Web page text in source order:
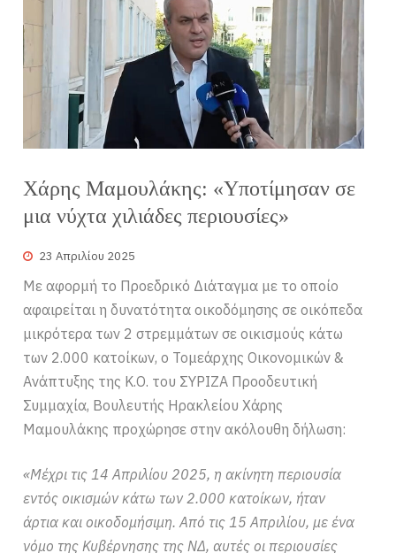
Χάρης Μαμουλάκης: «Υποτίμησαν σε
μια νύχτα χιλιάδες περιουσίες»
23 Απριλίου 2025
Με αφορμή το Προεδρικό Διάταγμα με το οποίο
αφαιρείται η δυνατότητα οικοδόμησης σε οικόπεδα
μικρότερα των 2 στρεμμάτων σε οικισμούς κάτω
των 2.000 κατοίκων, ο Τομεάρχης Οικονομικών &
Ανάπτυξης της Κ.Ο. του ΣΥΡΙΖΑ Προοδευτική
Συμμαχία, Βουλευτής Ηρακλείου Χάρης
Μαμουλάκης προχώρησε στην ακόλουθη δήλωση:
«Μέχρι τις 14 Απριλίου 2025, η ακίνητη περιουσία
εντός οικισμών κάτω των 2.000 κατοίκων, ήταν
άρτια και οικοδομήσιμη. Από τις 15 Απριλίου, με ένα
νόμο της Κυβέρνησης της ΝΔ, αυτές οι περιουσίες